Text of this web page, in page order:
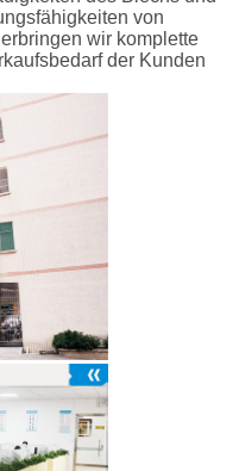
von
wir komplette
der Kunden